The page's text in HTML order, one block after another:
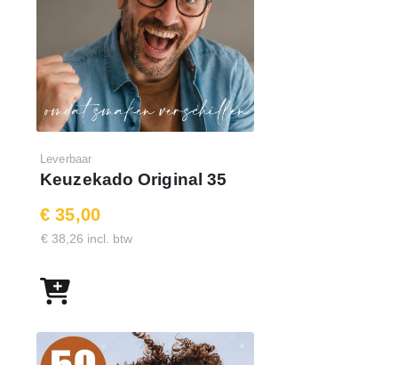
Leverbaar
Keuzekado Original 35
€ 35,00
€ 38,26 incl. btw